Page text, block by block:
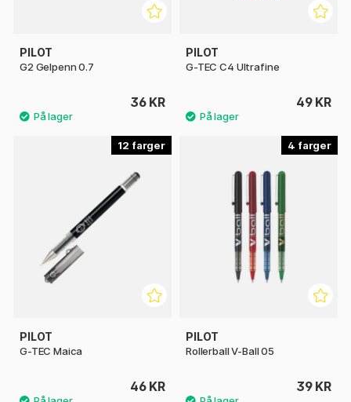
PILOT
G2 Gelpenn 0.7
36 KR
PILOT
G-TEC C4 Ultrafine
49 KR
12
PILOT
G-TEC Maica
46 KR
4
PILOT
Rollerball V-Ball 05
39 KR